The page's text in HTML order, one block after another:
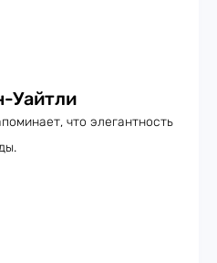
Уайтли
что элегантность